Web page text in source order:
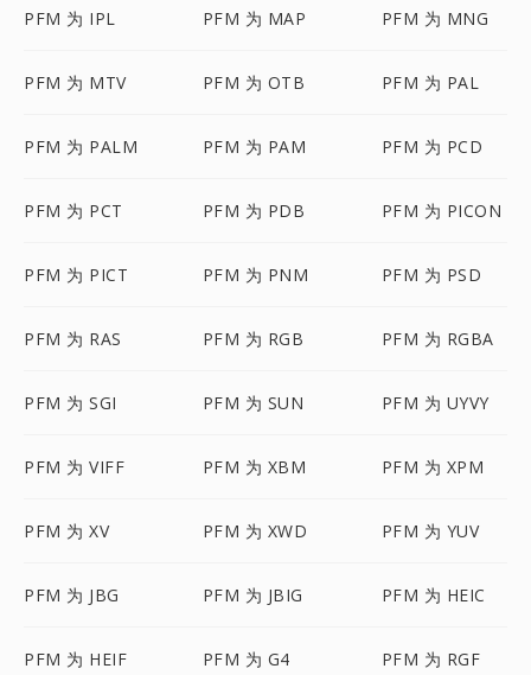
PFM 为 IPL PFM 为 MAP PFM 为 MNG
PFM 为 MTV PFM 为 OTB PFM 为 PAL
PFM 为 PALM PFM 为 PAM PFM 为 PCD
PFM 为 PCT PFM 为 PDB PFM 为 PICON
PFM 为 PICT PFM 为 PNM PFM 为 PSD
PFM 为 RAS PFM 为 RGB PFM 为 RGBA
PFM 为 SGI PFM 为 SUN PFM 为 UYVY
PFM 为 VIFF PFM 为 XBM PFM 为 XPM
PFM 为 XV PFM 为 XWD PFM 为 YUV
PFM 为 JBG PFM 为 JBIG PFM 为 HEIC
PFM 为 HEIF PFM 为 G4 PFM 为 RGF